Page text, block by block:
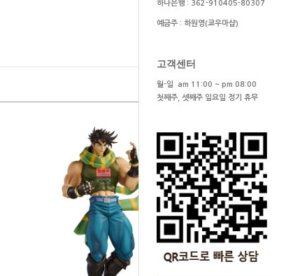
하나은행 : 362-910405-80307
예금주 : 하원영(쿄우마샵)
고객센터
월-일 am 11:00 ~ pm 08:00
첫째주, 셋째주 일요일 정기 휴무